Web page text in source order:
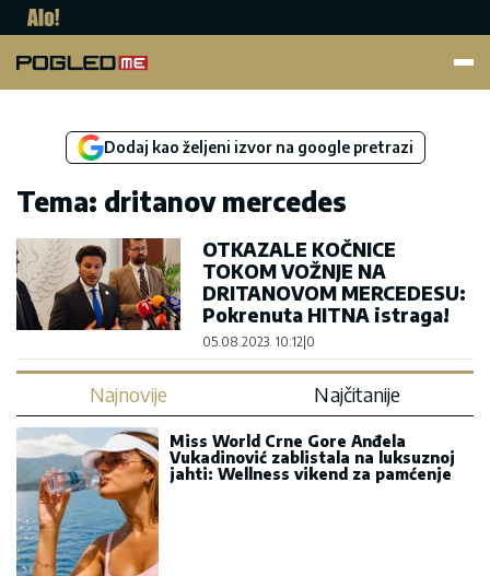
Dodaj kao željeni izvor na google pretrazi
Tema: dritanov mercedes
OTKAZALE KOČNICE
TOKOM VOŽNJE NA
DRITANOVOM MERCEDESU:
Pokrenuta HITNA istraga!
05.08.2023. 10:12 0
Najnovije Najčitanije
Miss World Crne Gore Anđela
Vukadinović zablistala na luksuznoj
jahti: Wellness vikend za pamćenje